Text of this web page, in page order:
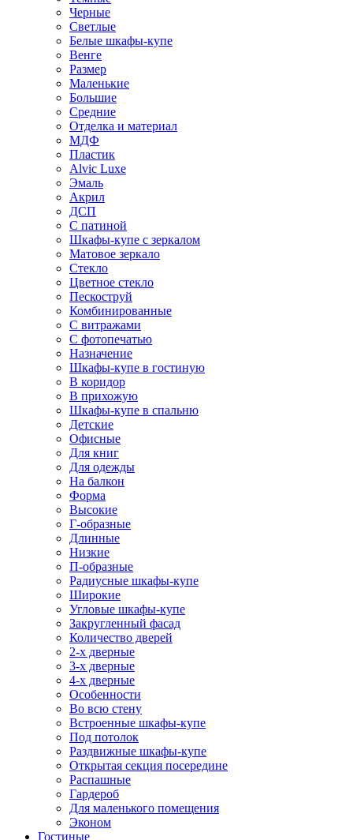
Черные
Светлые
Белые шкафы-купе
Венге
Размер
Маленькие
Большие
Средние
Отделка и материал
МДФ
Пластик
Alvic Luxe
Эмаль
Акрил
ДСП
С патиной
Шкафы-купе с зеркалом
Матовое зеркало
Стекло
Цветное стекло
Пескоструй
Комбинированные
С витражами
С фотопечатью
Назначение
Шкафы-купе в гостиную
В коридор
В прихожую
Шкафы-купе в спальню
Детские
Офисные
Для книг
Для одежды
На балкон
Форма
Высокие
Г-образные
Длинные
Низкие
П-образные
Радиусные шкафы-купе
Широкие
Угловые шкафы-купе
Закругленный фасад
Количество дверей
2-х дверные
3-х дверные
4-х дверные
Особенности
Во всю стену
Встроенные шкафы-купе
Под потолок
Раздвижные шкафы-купе
Открытая секция посередине
Распашные
Гардероб
Для маленького помещения
Эконом
Гостиные